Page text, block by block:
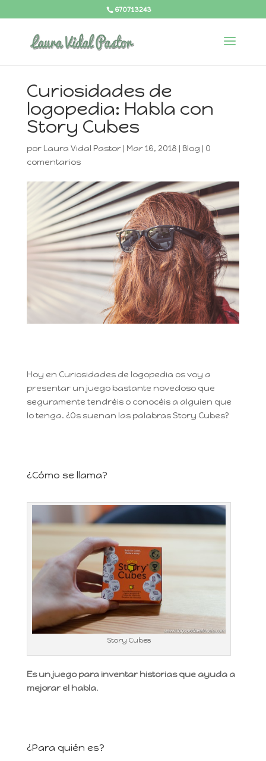
670713243
Curiosidades de
logopedia: Habla con
Story Cubes
por Laura Vidal Pastor| Mar 16, 2018 | Blog | 0
comentarios
Hoy en Curiosidades de logopedia os voy a
presentar un juego bastante novedoso que
seguramente tendréis o conocéis a alguien que
lo tenga. ¿Os suenan las palabras Story Cubes?
¿Cómo se llama?
Story Cubes
Es un juego para inventar historias que ayuda a
mejorar el habla.
¿Para quién es?